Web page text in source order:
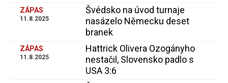
ZÁPAS
11.8.2025
Švédsko na úvod turnaje
nasázelo Německu deset
branek
ZÁPAS
11.8.2025
Hattrick Olivera Ozogányho
nestačil, Slovensko padlo s
USA 3:6